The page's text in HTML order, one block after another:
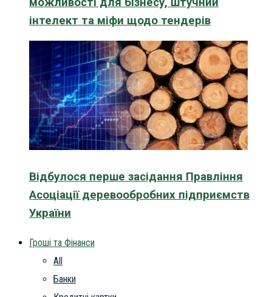
інтелект та міфи щодо тендерів
Відбулося перше засідання Правління
Асоціації деревообробних підприємств
України
Гроші та Фінанси
All
Банки